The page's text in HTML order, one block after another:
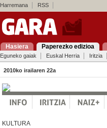
Harremana RSS
Hasiera Paperezko edizioa
Eguneko gaiak Euskal Herria Iritzia
2010ko irailaren 22a
KULTURA